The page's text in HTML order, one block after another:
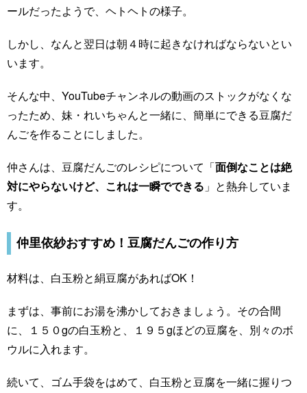
ールだったようで、ヘトヘトの様子。
しかし、なんと翌日は朝４時に起きなければならないとい
います。
そんな中、YouTubeチャンネルの動画のストックがなくな
ったため、妹・れいちゃんと一緒に、簡単にできる豆腐だ
んごを作ることにしました。
仲さんは、豆腐だんごのレシピについて「面倒なことは絶
対にやらないけど、これは一瞬でできる 」と熱弁していま
す。
仲里依紗おすすめ！豆腐だんごの作り方
材料は、白玉粉と絹豆腐があればOK！
まずは、事前にお湯を沸かしておきましょう。その合間
に、１５０gの白玉粉と、１９５gほどの豆腐を、別々のボ
ウルに入れます。
続いて、ゴム手袋をはめて、白玉粉と豆腐を一緒に握りつ